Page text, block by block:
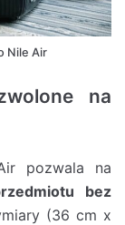
Nile Air
na
pozwala na
bez
(36 cm x